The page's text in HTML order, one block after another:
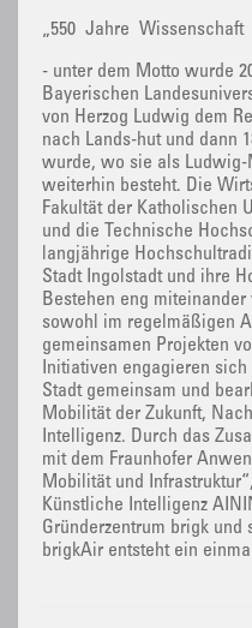
„550 Jahre
- unter dem Motto wurde
Bayerischen
von Herzog Ludwig dem
nach Lands-hut und dann
wurde, wo sie als
weiterhin besteht. Die
Fakultät der Katholischen
und die Technische
langjährige
Stadt Ingolstadt und ihre
Bestehen eng
sowohl im regelmäßigen
gemeinsamen Projekten
Initiativen engagieren
Stadt gemeinsam und
Mobilität der Zukunft,
Intelligenz. Durch das
mit dem Fraunhofer
Mobilität und
Künstliche Intelligenz
Gründerzentrum brigk
brigkAir entsteht ein